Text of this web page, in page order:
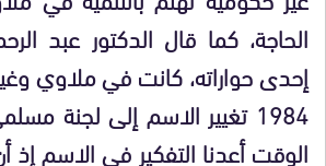
الحاجة، كما قال الدكتور عبد
إحدى حواراته، كانت في ملاوي
1984 تغيير الاسم إلى لجنة
الوقت أعدنا التفكير في الاسم إذ